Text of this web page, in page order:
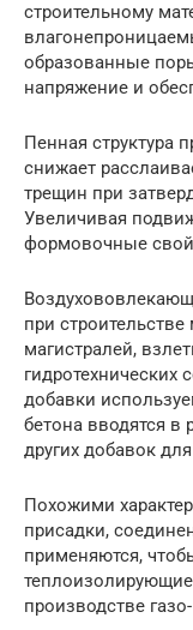
строительному
образованные
напряжение и
Пенная структура
снижает
трещин при
Увеличивая
формовочные
при
магистралей,
добавки
бетона вводятся в
других добавок
Похожими
присадки,
применяются,
производстве